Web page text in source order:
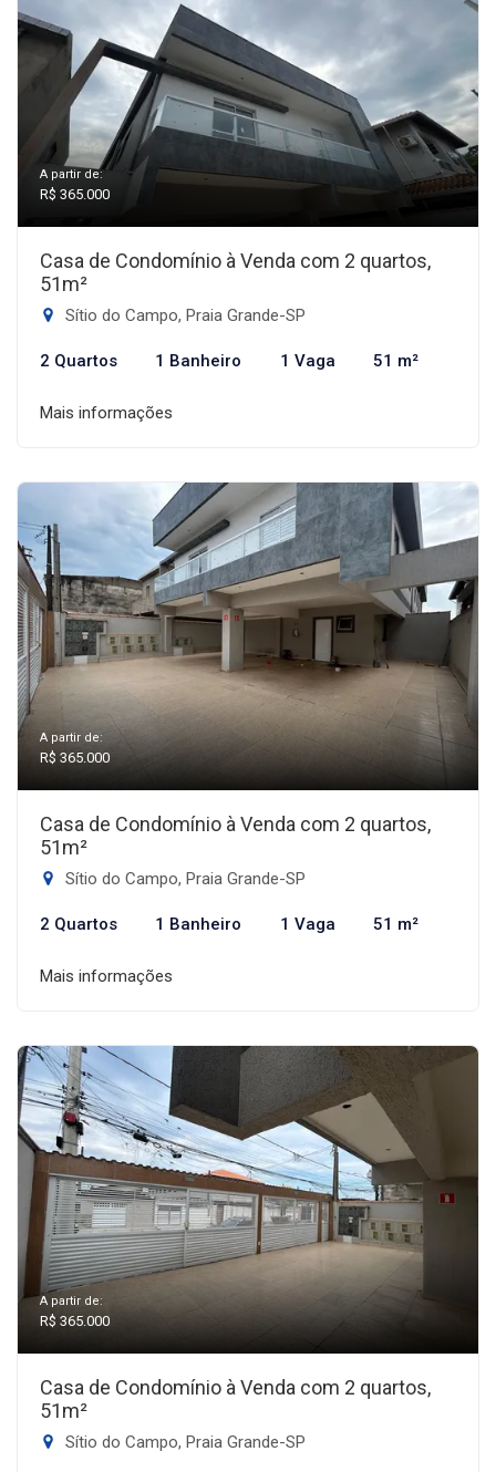
A partir de:
R$ 365.000
Casa de Condomínio à Venda com 2 quartos,
51m²
Sítio do Campo, Praia Grande-SP
2 Quartos 1 Banheiro 1 Vaga 51 m²
Mais informações
A partir de:
R$ 365.000
Casa de Condomínio à Venda com 2 quartos,
51m²
Sítio do Campo, Praia Grande-SP
2 Quartos 1 Banheiro 1 Vaga 51 m²
Mais informações
A partir de:
R$ 365.000
Casa de Condomínio à Venda com 2 quartos,
51m²
Sítio do Campo, Praia Grande-SP